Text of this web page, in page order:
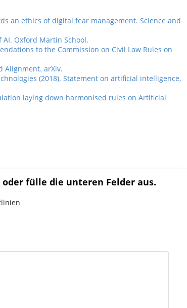
an ethics of digital fear management. Science and
AI. Oxford Martin School.
to the Commission on Civil Law Rules on
Alignment. arXiv.
(2018). Statement on artificial intelligence,
laying down harmonised rules on Artificial
fülle die unteren Felder aus.